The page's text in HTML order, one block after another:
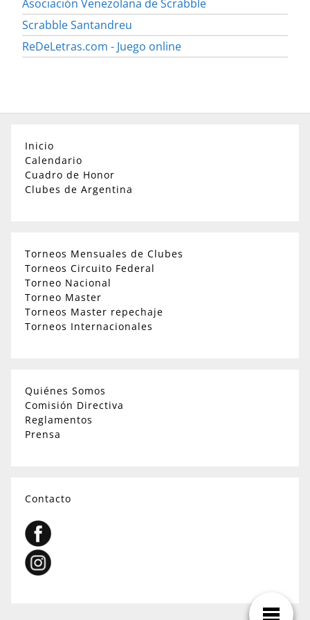
Asociación Venezolana de Scrabble
Scrabble Santandreu
ReDeLetras.com - Juego online
Inicio
Calendario
Cuadro de Honor
Clubes de Argentina
Torneos Mensuales de Clubes
Torneos Circuito Federal
Torneo Nacional
Torneo Master
Torneos Master repechaje
Torneos Internacionales
Quiénes Somos
Comisión Directiva
Reglamentos
Prensa
Contacto